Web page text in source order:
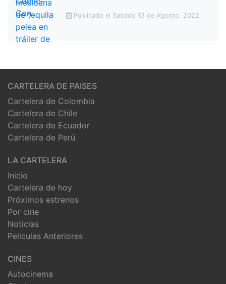
Publicado el Sabado 13 de Agosto, 2022
CARTELERA DE PAISES
Cartelera de Colombia
Cartelera de Chile
Cartelera de Ecuador
Cartelera de Perú
LA CARTELERA
Inicio
Cartelera de hoy
Próximos estrenos
Por cine
Noticias
Peliculas Anteriores
CINES
Autocinema